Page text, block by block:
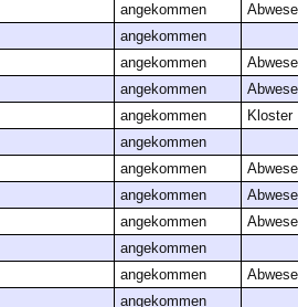
angekommen
angekommen
angekommen
angekommen
angekommen
Kloster
angekommen
angekommen
angekommen
angekommen
angekommen
angekommen
angekommen